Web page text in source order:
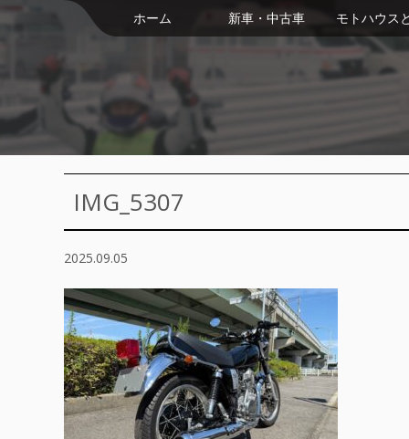
ホーム 新車・中古車 モトハウス
IMG_5307
2025.09.05